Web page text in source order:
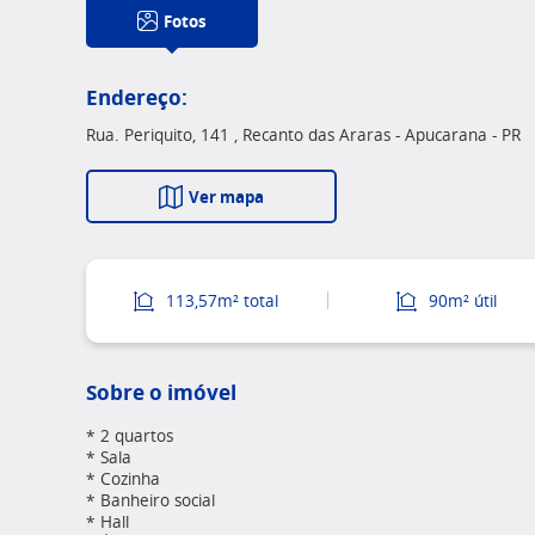
Fotos
Endereço:
Rua. Periquito, 141 , Recanto das Araras - Apucarana - PR
Ver mapa
113,57m² total 90m² útil
Sobre o imóvel
* 2 quartos
* Sala
* Cozinha
* Banheiro social
* Hall